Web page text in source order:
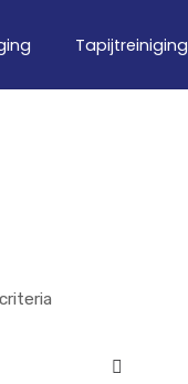
Tapijtreiniging